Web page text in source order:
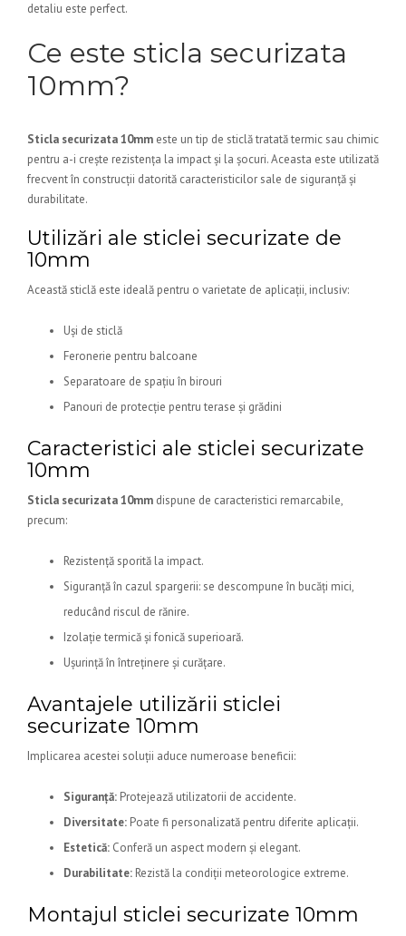
detaliu este perfect.
Ce este sticla securizata
10mm?
Sticla securizata 10mm este un tip de sticlă tratată termic sau chimic
pentru a-i crește rezistența la impact și la șocuri. Aceasta este utilizată
frecvent în construcții datorită caracteristicilor sale de siguranță și
durabilitate.
Utilizări ale sticlei securizate de
10mm
Această sticlă este ideală pentru o varietate de aplicații, inclusiv:
Uși de sticlă
Feronerie pentru balcoane
Separatoare de spațiu în birouri
Panouri de protecție pentru terase și grădini
Caracteristici ale sticlei securizate
10mm
Sticla securizata 10mm dispune de caracteristici remarcabile,
precum:
Rezistență sporită la impact.
Siguranță în cazul spargerii: se descompune în bucăți mici,
reducând riscul de rănire.
Izolație termică și fonică superioară.
Ușurință în întreținere și curățare.
Avantajele utilizării sticlei
securizate 10mm
Implicarea acestei soluții aduce numeroase beneficii:
Siguranță: Protejează utilizatorii de accidente.
Diversitate: Poate fi personalizată pentru diferite aplicații.
Estetică: Conferă un aspect modern și elegant.
Durabilitate: Rezistă la condiții meteorologice extreme.
Montajul sticlei securizate 10mm